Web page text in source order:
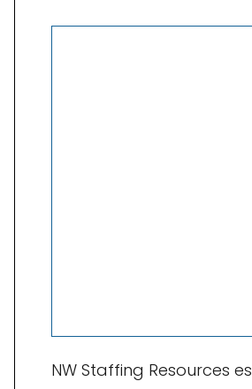
NW Staffing Resources es